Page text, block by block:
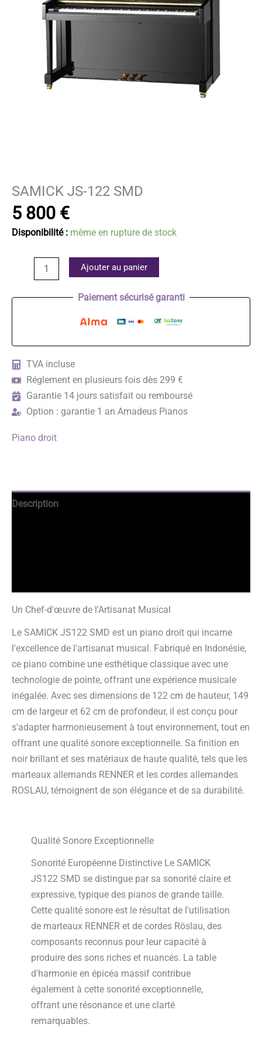
SAMICK JS-122 SMD
5 800 €
même en rupture de stock
quantité
SAMICK
SMD
Ajouter au panier
Paiement sécurisé garanti
TVA incluse
Réglement en plusieurs fois dès 299 €
Garantie 14 jours satisfait ou remboursé
Option : garantie 1 an Amadeus Pianos
Piano droit
Description
Un Chef-d'œuvre de l'Artisanat Musical
Le SAMICK JS122 SMD est un piano droit qui incarne
l'excellence de l'artisanat musical. Fabriqué en Indonésie,
ce piano combine une esthétique classique avec une
technologie de pointe, offrant une expérience musicale
inégalée. Avec ses dimensions de 122 cm de hauteur, 149
cm de largeur et 62 cm de profondeur, il est conçu pour
s'adapter harmonieusement à tout environnement, tout en
offrant une qualité sonore exceptionnelle. Sa finition en
noir brillant et ses matériaux de haute qualité, tels que les
marteaux allemands RENNER et les cordes allemandes
ROSLAU, témoignent de son élégance et de sa durabilité.
Qualité Sonore Exceptionnelle
Sonorité Européenne Distinctive Le SAMICK
JS122 SMD se distingue par sa sonorité claire et
expressive, typique des pianos de grande taille.
Cette qualité sonore est le résultat de l'utilisation
de marteaux RENNER et de cordes Röslau, des
composants reconnus pour leur capacité à
produire des sons riches et nuancés. La table
d'harmonie en épicéa massif contribue
également à cette sonorité exceptionnelle,
offrant une résonance et une clarté
remarquables.